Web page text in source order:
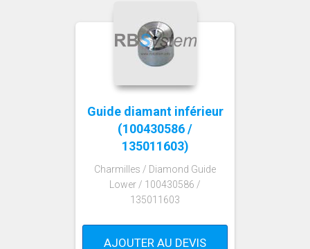
Guide diamant inférieur
(100430586 /
135011603)
Charmilles / Diamond Guide
Lower / 100430586 /
135011603
AJOUTER AU DEVIS